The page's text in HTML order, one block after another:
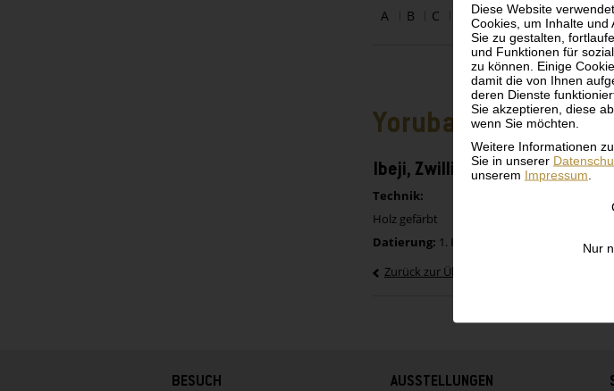
Diese Website
Cookies, um Inhalte und
Sie zu gestalten,
und Funktionen für
zu können. Einige
damit die von Ihnen
deren Dienste
Sie akzeptieren, diese
wenn Sie möchten.
Weitere Informationen
Sie in unserer
unserem Impressum
Nur
A B C E F G H I J
Yoruba, Nigeria
Ibeji, Zwillingsfigur, weiblich
Technik:
Holz gefärbt
Datierung: 1. Hälfte 20. Jh.
Zurück zur Übersicht
BESUCH AUSSTELLUNGEN